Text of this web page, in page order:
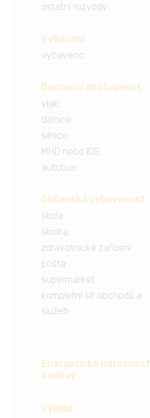
ostatní rozvody:
Vybavení
vybaveno:
Dopravní dostupnost
vlak:
dálnice:
silnice:
MHD nebo IDS:
autobus:
Občanská vybavenost
škola:
školka:
zdravotnické zařízení:
pošta:
supermarket:
kompletní síť obchodů a
služeb:
Energetická náročnost
budovy
Výhled